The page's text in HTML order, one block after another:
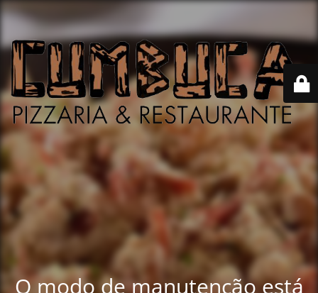
O modo de manutenção está